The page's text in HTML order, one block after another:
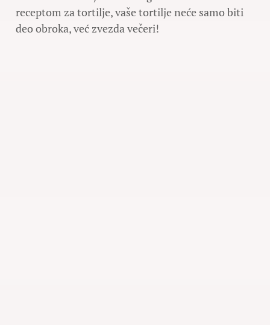
receptom za tortilje, vaše tortilje neće samo biti
deo obroka, već zvezda večeri!